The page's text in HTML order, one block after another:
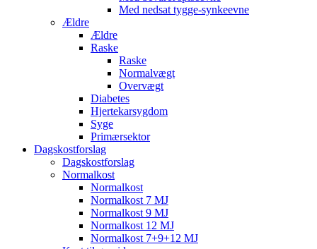
Med nedsat tygge-synkeevne
Ældre
Ældre
Raske
Raske
Normalvægt
Overvægt
Diabetes
Hjertekarsygdom
Syge
Primærsektor
Dagskostforslag
Dagskostforslag
Normalkost
Normalkost
Normalkost 7 MJ
Normalkost 9 MJ
Normalkost 12 MJ
Normalkost 7+9+12 MJ